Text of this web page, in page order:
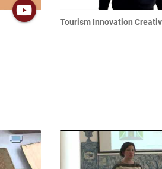
Tourism Innovation